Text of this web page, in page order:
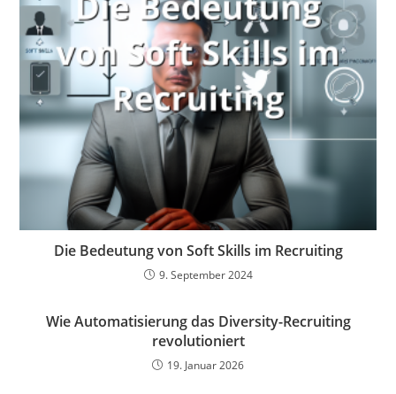
Die Bedeutung von Soft Skills im Recruiting
9. September 2024
Wie Automatisierung das Diversity-Recruiting
revolutioniert
19. Januar 2026